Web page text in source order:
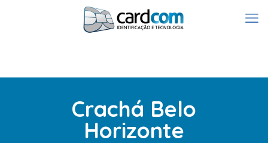
Crachá Belo
Horizonte